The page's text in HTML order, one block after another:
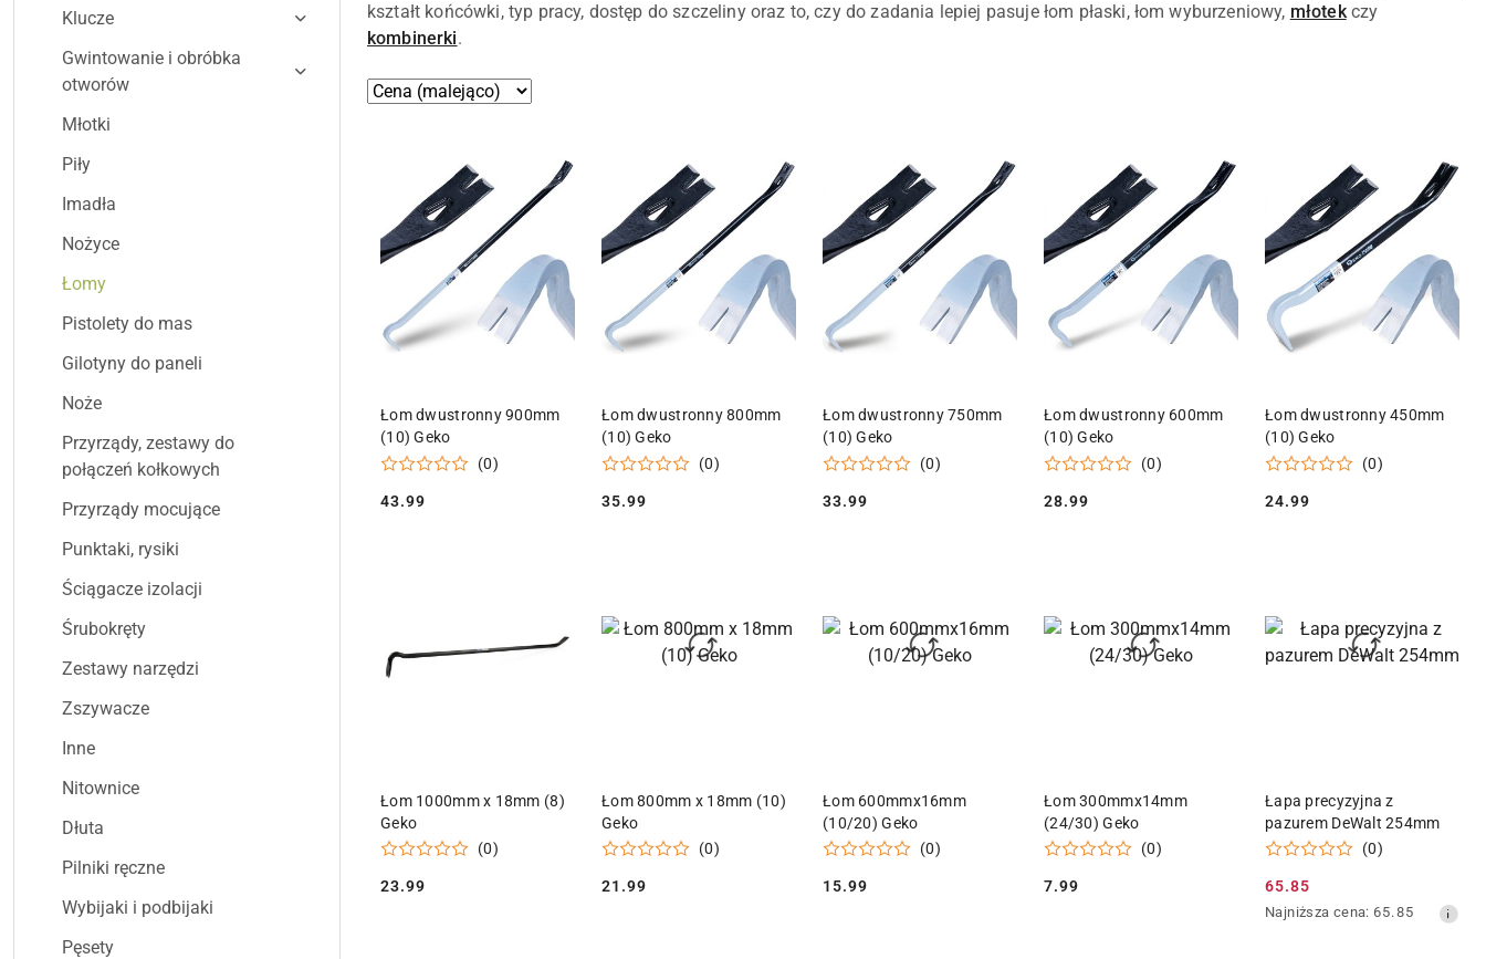
Klucze
Gwintowanie i obróbka
otworów
Młotki
Piły
Imadła
Nożyce
Łomy
Pistolety do mas
Gilotyny do paneli
Noże
Przyrządy, zestawy do
połączeń kołkowych
Przyrządy mocujące
Punktaki, rysiki
Ściągacze izolacji
Śrubokręty
Zestawy narzędzi
Zszywacze
Inne
Nitownice
Dłuta
Pilniki ręczne
Wybijaki i podbijaki
Pęsety
kształt końcówki, typ pracy, dostęp do szczeliny oraz to, czy do zadania lepiej pasuje łom płaski, łom wyburzeniowy, młotekczy
kombinerki.
Zastosowano
Sortuj
Łom dwustronny 900mm
(10) Geko
(0)
Cena:
43.99
Łom dwustronny 800mm
(10) Geko
(0)
Cena:
35.99
Łom dwustronny 750mm
(10) Geko
(0)
Cena:
33.99
Łom dwustronny 600mm
(10) Geko
(0)
Cena:
28.99
Łom dwustronny 450mm
(10) Geko
(0)
Cena:
24.99
Łom 1000mm x 18mm (8)
Geko
(0)
Cena:
23.99
DODAJ DO KOSZYKA
Łom 800mm x 18mm (10)
Geko
(0)
Cena:
21.99
DODAJ DO KOSZYKA
Łom 600mmx16mm
(10/20) Geko
(0)
Cena:
15.99
Łom 300mmx14mm
(24/30) Geko
(0)
Cena:
7.99
Łapa precyzyjna z
pazurem DeWalt 254mm
(0)
Cena
promocyjna:
65.85
Najniższa
Najniższa cena: 65.85
DODAJ DO KOSZYKA